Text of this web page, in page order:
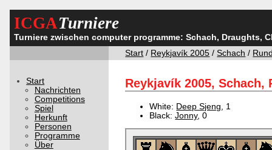
ICGATurniere
Turniere zwischen computer programme: Schach, Draughts,
Start / Reykjavík 2005 /Schach /
Start
Nachrichten
Competitions
Spiel
Herkunft
Personen
Programme
Über
Reykjavík 2005, Schach,
White: Deep Sjeng , 1
Black:Jonny, 0